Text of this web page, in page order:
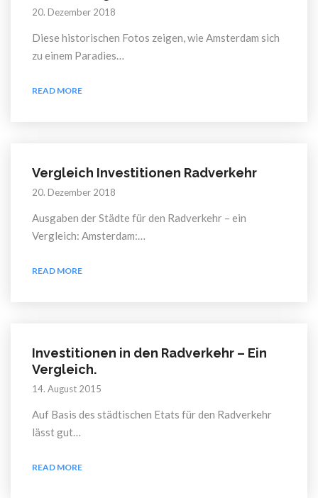
20. Dezember 2018
Diese historischen Fotos zeigen, wie Amsterdam sich
zu einem Paradies…
READ MORE
Vergleich Investitionen Radverkehr
20. Dezember 2018
Ausgaben der Städte für den Radverkehr – ein
Vergleich: Amsterdam:…
READ MORE
Investitionen in den Radverkehr – Ein
Vergleich.
14. August 2015
Auf Basis des städtischen Etats für den Radverkehr
lässt gut…
READ MORE